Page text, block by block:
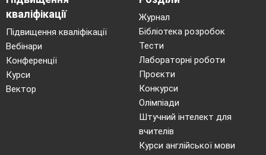
кваліфікації
Підвищення кваліфікації
Вебінари
Конференції
Курси
Вектор
Журнал
Бібліотека розробок
Тести
Лабораторні роботи
Проєкти
Конкурси
Олімпіади
Штучний інтелект для
вчителів
Курси англійської мови